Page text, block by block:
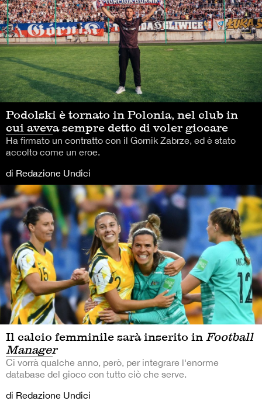
Podolski è tornato in Polonia, nel club in
cui aveva sempre detto di voler giocare
Ha firmato un contratto con il Gornik Zabrze, ed è stato
accolto come un eroe.
di Redazione Undici
Il calcio femminile sarà inserito in Football
Manager
Ci vorrà qualche anno, però, per integrare l'enorme
database del gioco con tutto ciò che serve.
di Redazione Undici